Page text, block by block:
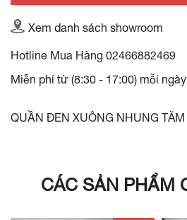
Xem danh sách showroom
Hotline Mua Hàng 02466882469
Miễn phí từ (8:30 - 17:00) mỗi ngày
QUẦN ĐEN XUÔNG NHUNG TĂM
CÁC SẢN PHẨM